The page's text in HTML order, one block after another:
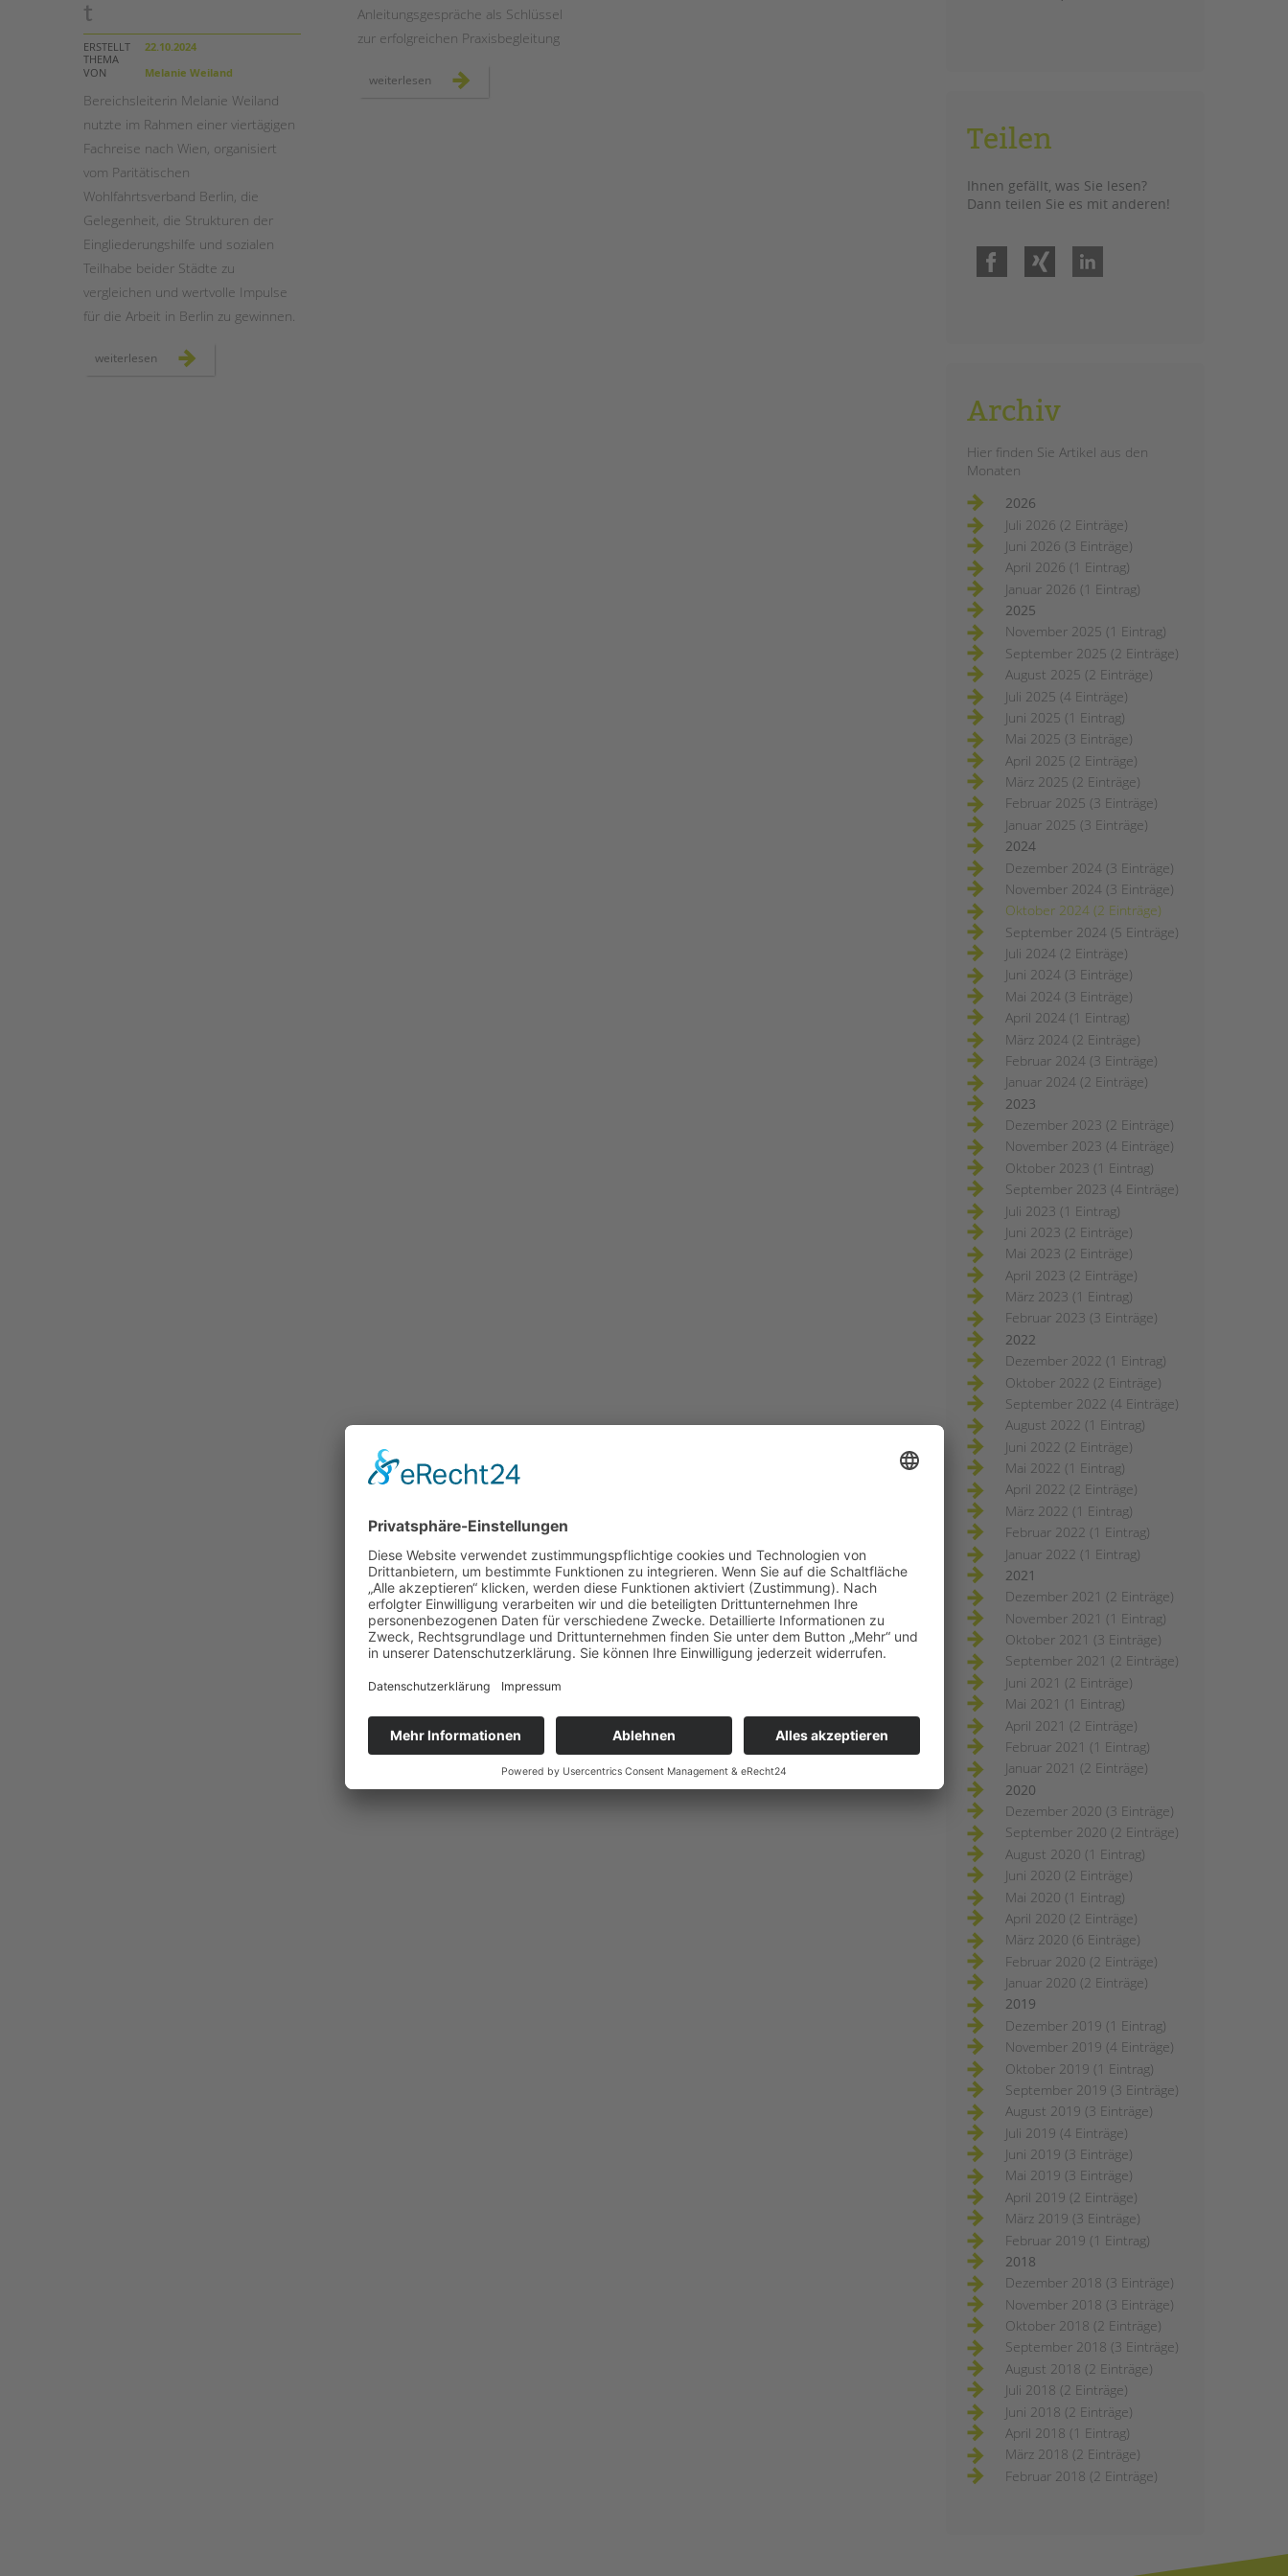
STADTTEILARBEIT
t
ERSTELLT
22.10.2024
THEMA
VON
Melanie Weiland
Bereichsleiterin Melanie Weiland
nutzte im Rahmen einer viertägigen
Fachreise nach Wien, organisiert
vom Paritätischen
Wohlfahrtsverband Berlin, die
Gelegenheit, die Strukturen der
Eingliederungshilfe und sozialen
Teilhabe beider Städte zu
vergleichen und wertvolle Impulse
für die Arbeit in Berlin zu gewinnen.
weiterlesen fachlicher
austausch
Anleitungsgespräche als Schlüssel
zur erfolgreichen Praxisbegleitung
weiterlesen fachtag
Teilen
Ihnen gefällt, was Sie lesen?
Dann teilen Sie es mit anderen!
Facebook
Archiv
Hier finden Sie Artikel aus den
Monaten
2026
Juli 2026 (2 Einträge)
Juni 2026 (3 Einträge)
April 2026 (1 Eintrag)
Januar 2026 (1 Eintrag)
2025
November 2025 (1 Eintrag)
September 2025 (2 Einträge)
August 2025 (2 Einträge)
Juli 2025 (4 Einträge)
Juni 2025 (1 Eintrag)
Mai 2025 (3 Einträge)
April 2025 (2 Einträge)
März 2025 (2 Einträge)
Februar 2025 (3 Einträge)
Januar 2025 (3 Einträge)
2024
Dezember 2024 (3 Einträge)
November 2024 (3 Einträge)
Oktober 2024 (2 Einträge)
September 2024 (5 Einträge)
Juli 2024 (2 Einträge)
Juni 2024 (3 Einträge)
Mai 2024 (3 Einträge)
April 2024 (1 Eintrag)
März 2024 (2 Einträge)
Februar 2024 (3 Einträge)
Januar 2024 (2 Einträge)
2023
Dezember 2023 (2 Einträge)
November 2023 (4 Einträge)
Oktober 2023 (1 Eintrag)
September 2023 (4 Einträge)
Juli 2023 (1 Eintrag)
Juni 2023 (2 Einträge)
Mai 2023 (2 Einträge)
April 2023 (2 Einträge)
März 2023 (1 Eintrag)
Februar 2023 (3 Einträge)
2022
Dezember 2022 (1 Eintrag)
Oktober 2022 (2 Einträge)
September 2022 (4 Einträge)
August 2022 (1 Eintrag)
Juni 2022 (2 Einträge)
Mai 2022 (1 Eintrag)
April 2022 (2 Einträge)
März 2022 (1 Eintrag)
Februar 2022 (1 Eintrag)
Januar 2022 (1 Eintrag)
2021
Dezember 2021 (2 Einträge)
November 2021 (1 Eintrag)
Oktober 2021 (3 Einträge)
September 2021 (2 Einträge)
Juni 2021 (2 Einträge)
Mai 2021 (1 Eintrag)
April 2021 (2 Einträge)
Februar 2021 (1 Eintrag)
Januar 2021 (2 Einträge)
2020
Dezember 2020 (3 Einträge)
September 2020 (2 Einträge)
August 2020 (1 Eintrag)
Juni 2020 (2 Einträge)
Mai 2020 (1 Eintrag)
April 2020 (2 Einträge)
März 2020 (6 Einträge)
Februar 2020 (2 Einträge)
Januar 2020 (2 Einträge)
2019
Dezember 2019 (1 Eintrag)
November 2019 (4 Einträge)
Oktober 2019 (1 Eintrag)
September 2019 (3 Einträge)
August 2019 (3 Einträge)
Juli 2019 (4 Einträge)
Juni 2019 (3 Einträge)
Mai 2019 (3 Einträge)
April 2019 (2 Einträge)
März 2019 (3 Einträge)
Februar 2019 (1 Eintrag)
2018
Dezember 2018 (3 Einträge)
November 2018 (3 Einträge)
Oktober 2018 (2 Einträge)
September 2018 (3 Einträge)
August 2018 (2 Einträge)
Juli 2018 (2 Einträge)
Juni 2018 (2 Einträge)
April 2018 (1 Eintrag)
März 2018 (2 Einträge)
Februar 2018 (2 Einträge)